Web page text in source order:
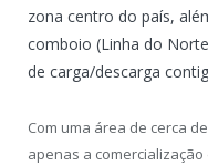
zona centro do país,
comboio (Linha do
de carga/descarga
Com uma área de cerca
apenas a